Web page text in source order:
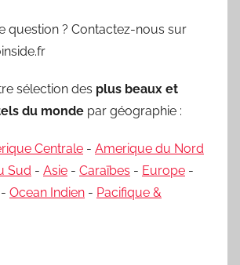
question ? Contactez-nous sur
sélection des plus beaux et
du monde par géographie :
Centrale - Amerique du Nord
Sud - Asie - Caraïbes - Europe -
- Ocean Indien - Pacifique &